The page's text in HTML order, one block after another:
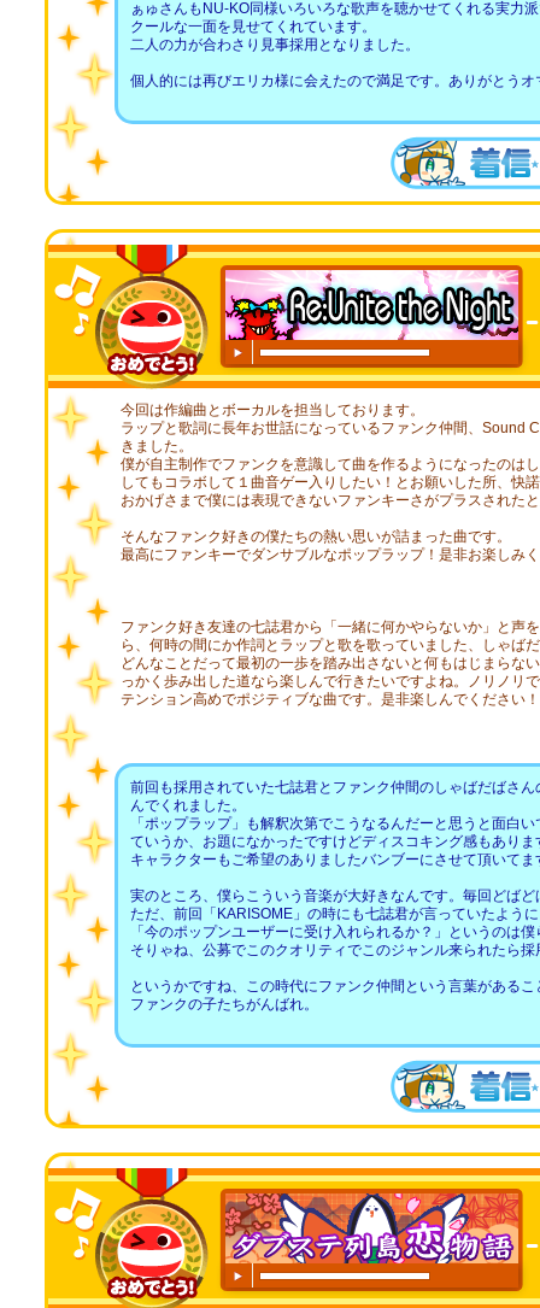
ぁゅさんもNU-KO同様いろいろな歌声を聴かせてくれる実力
クールな一面を見せてくれています。
二人の力が合わさり見事採用となりました。
個人的には再びエリカ様に会えたので満足です。ありがとうオ
00:00/00:20
今回は作編曲とボーカルを担当しております。
ラップと歌詞に長年お世話になっているファンク仲間、Sound
きました。
僕が自主制作でファンクを意識して曲を作るようになったのは
してもコラボして１曲音ゲー入りしたい！とお願いした所、快
おかげさまで僕には表現できないファンキーさがプラスされた
そんなファンク好きの僕たちの熱い思いが詰まった曲です。
最高にファンキーでダンサブルなポップラップ！是非お楽しみ
ファンク好き友達の七誌君から「一緒に何かやらないか」と声
ら、何時の間にか作詞とラップと歌を歌っていました、しゃば
どんなことだって最初の一歩を踏み出さないと何もはじまらな
っかく歩み出した道なら楽しんで行きたいですよね。ノリノリ
テンション高めでポジティブな曲です。是非楽しんでください！
前回も採用されていた七誌君とファンク仲間のしゃばだばさ
んでくれました。
「ポップラップ」も解釈次第でこうなるんだーと思うと面白い
ていうか、お題になかったですけどディスコキング感もありま
キャラクターもご希望のありましたバンブーにさせて頂いて
実のところ、僕らこういう音楽が大好きなんです。毎回どば
ただ、前回「KARISOME」の時にも七誌君が言っていたように
「今のポップンユーザーに受け入れられるか？」というのは
そりゃね、公募でこのクオリティでこのジャンル来られたら
というかですね、この時代にファンク仲間という言葉がある
ファンクの子たちがんばれ。
00:00/00:19